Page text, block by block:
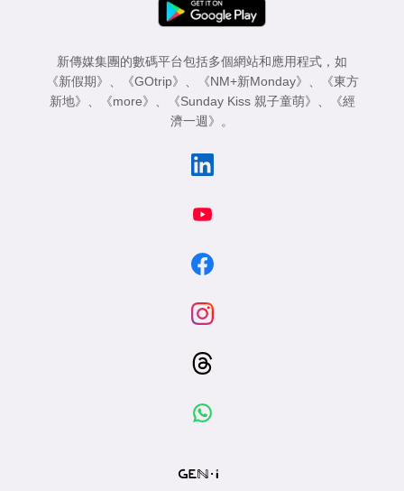
新傳媒集團的數碼平台包括多個網站和應用程式，如
《新假期》
《GOtrip》 《NM+新Monday》
《東方
新地》
《more》 《Sunday Kiss 親子童萌》
《經
濟一週》
。